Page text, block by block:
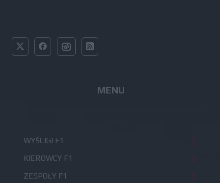
MENU
WYŚCIGI F1
KIEROWCY F1
ZESPOŁY F1